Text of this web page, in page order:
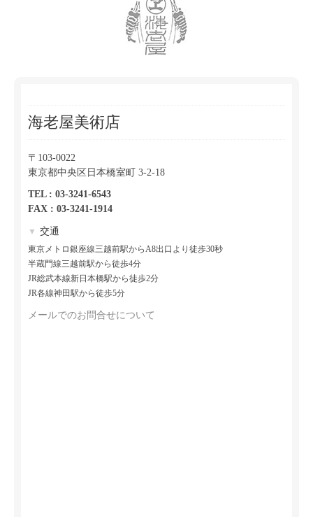
海老屋美術店
〒103-0022
東京都中央区日本橋室町 3-2-18
TEL : 03-3241-6543
FAX : 03-3241-1914
▼ 交通
東京メトロ銀座線三越前駅からA8出口より徒歩30秒
半蔵門線三越前駅から徒歩4分
JR総武本線新日本橋駅から徒歩2分
JR各線神田駅から徒歩5分
メールでのお問合せについて